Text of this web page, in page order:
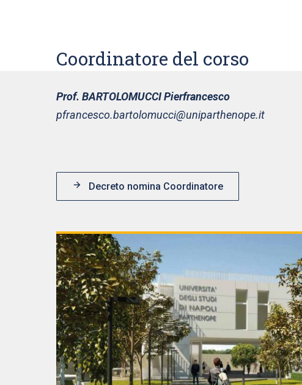
Coordinatore del corso
Prof. BARTOLOMUCCI Pierfrancesco
pfrancesco.bartolomucci@uniparthenope.it
Decreto nomina Coordinatore